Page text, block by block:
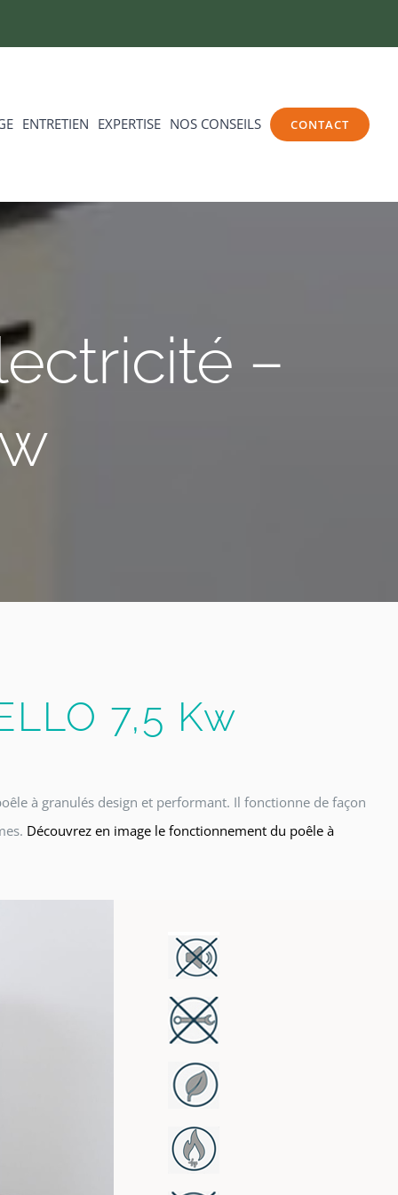
ENTRETIEN EXPERTISE NOS CONSEILS CONTACT
–
7,5 Kw
à granulés design et performant. Il fonctionne de façon
Découvrez en image le fonctionnement du poêle à